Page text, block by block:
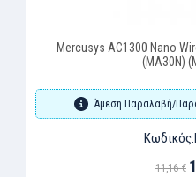
Mercusys AC1300 Nano
(MA30N)
Άμεση Παραλαβή/
Κωδικός:
11,16 €